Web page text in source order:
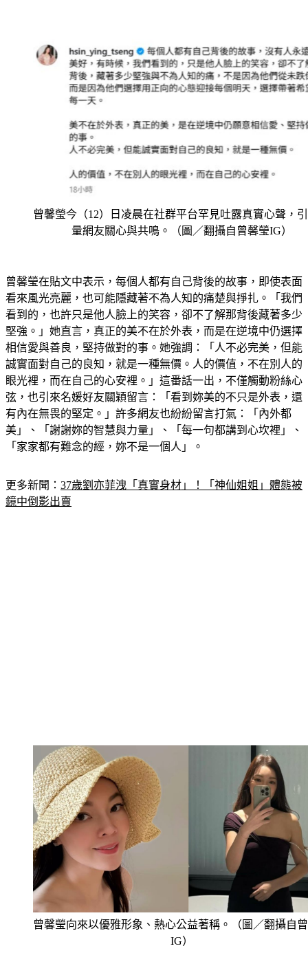
量網友關心與共鳴。（圖／翻攝自曾馨瑩IG）
看來風光亮麗，也可能隱藏著不為人知的痛楚與掙扎。「我們
看到的，也許只是他人臉上的笑容，卻不了解那背後藏著多少
堅強。」她直言，真正的美不在於外表，而是在逆境中仍選擇
相信愛與善良，堅持做對的事。她強調：「人不必完美，但能
誠實面對自己的良知，就是一種無價。人的價值，不在別人的
眼光裡，而在自己的心安裡。」這番話一出，不僅觸動粉絲心
弦，也引來名媛好友關穎留言：「看到妳美的不只是外表，還
有內在無畏的堅定。」許多網友也紛紛留言打氣：「內外都
美」、「謝謝妳的智慧與力量」、「每一句都講到心坎裡」、
「家家都有難念的經，妳不是一個人」。
鏡中倒影出賣
曾馨瑩向來以優雅形象、熱心公益著稱。（圖／翻攝自
IG）